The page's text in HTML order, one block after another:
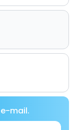
mail.